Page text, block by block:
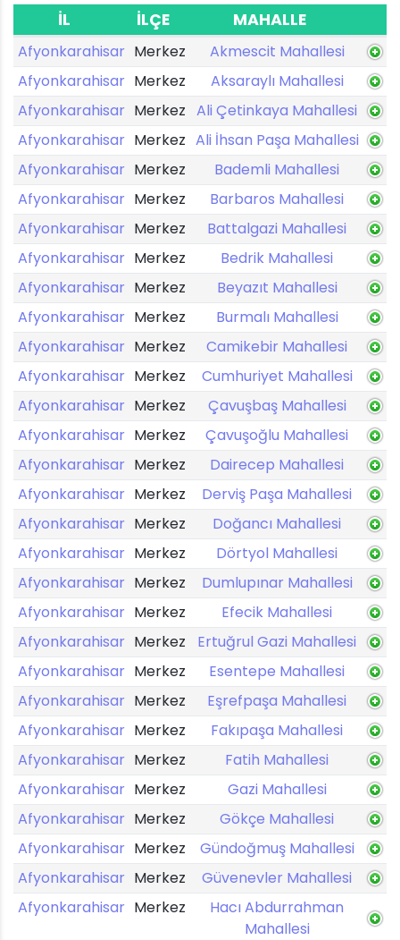
İL İLÇE MAHALLE
Afyonkarahisar Merkez
Akmescit Mahallesi
Afyonkarahisar Merkez
Aksaraylı Mahallesi
Afyonkarahisar Merkez Ali Çetinkaya Mahallesi
Afyonkarahisar Merkez Ali İhsan Paşa Mahallesi
Afyonkarahisar Merkez
Bademli Mahallesi
Afyonkarahisar Merkez
Barbaros Mahallesi
Afyonkarahisar Merkez
Battalgazi Mahallesi
Afyonkarahisar Merkez
Bedrik Mahallesi
Afyonkarahisar Merkez
Beyazıt Mahallesi
Afyonkarahisar Merkez
Burmalı Mahallesi
Afyonkarahisar Merkez
Camikebir Mahallesi
Afyonkarahisar Merkez
Cumhuriyet Mahallesi
Afyonkarahisar Merkez
Çavuşbaş Mahallesi
Afyonkarahisar Merkez
Çavuşoğlu Mahallesi
Afyonkarahisar Merkez
Dairecep Mahallesi
Afyonkarahisar Merkez
Derviş Paşa Mahallesi
Afyonkarahisar Merkez
Doğancı Mahallesi
Afyonkarahisar Merkez
Dörtyol Mahallesi
Afyonkarahisar Merkez
Dumlupınar Mahallesi
Afyonkarahisar Merkez
Efecik Mahallesi
Afyonkarahisar Merkez
Ertuğrul Gazi Mahallesi
Afyonkarahisar Merkez
Esentepe Mahallesi
Afyonkarahisar Merkez
Eşrefpaşa Mahallesi
Afyonkarahisar Merkez
Fakıpaşa Mahallesi
Afyonkarahisar Merkez
Fatih Mahallesi
Afyonkarahisar Merkez
Gazi Mahallesi
Afyonkarahisar Merkez
Gökçe Mahallesi
Afyonkarahisar Merkez
Gündoğmuş Mahallesi
Afyonkarahisar Merkez
Güvenevler Mahallesi
Afyonkarahisar Merkez
Hacı Abdurrahman
Mahallesi